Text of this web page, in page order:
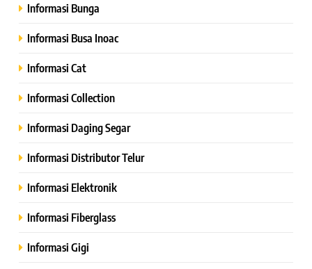
Informasi Bunga
Informasi Busa Inoac
Informasi Cat
Informasi Collection
Informasi Daging Segar
Informasi Distributor Telur
Informasi Elektronik
Informasi Fiberglass
Informasi Gigi